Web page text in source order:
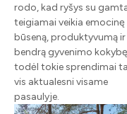
rodo, kad ryšys su
teigiamai veikia emocinę
būseną, produktyvumą ir
bendrą gyvenimo
todėl tokie sprendimai
vis aktualesni visame
pasaulyje.